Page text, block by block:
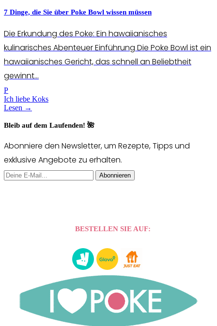
7 Dinge, die Sie über Poke Bowl wissen müssen
Die Erkundung des Poke: Ein hawaiianisches
kulinarisches Abenteuer Einführung Die Poke Bowl ist ein
hawaiianisches Gericht, das schnell an Beliebtheit
gewinnt...
P
Ich liebe Koks
Lesen →
Bleib auf dem Laufenden! 🌺
Abonniere den Newsletter, um Rezepte, Tipps und
exklusive Angebote zu erhalten.
Abonnieren
BESTELLEN SIE AUF: